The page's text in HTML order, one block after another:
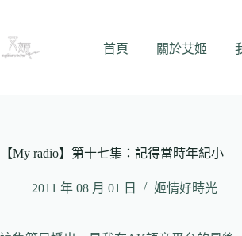
主
首頁 關於艾姬
【My radio】第十七集：記得當時年紀小
2011 年 08 月 01 日 姬情好時光